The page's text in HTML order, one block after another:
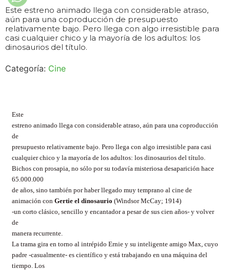
Este estreno animado llega con considerable atraso,
aún para una coproducción de presupuesto
relativamente bajo. Pero llega con algo irresistible para
casi cualquier chico y la mayoría de los adultos: los
dinosaurios del título.
Categoría: Cine
Este
estreno animado llega con considerable atraso, aún para una coproducción
de
presupuesto relativamente bajo. Pero llega con algo irresistible para casi
cualquier chico y la mayoría de los adultos: los dinosaurios del título.
Bichos con prosapia, no sólo por su todavía misteriosa desaparición hace
65.000.000
de años, sino también por haber llegado muy temprano al cine de
animación con Gertie el dinosaurio (Windsor McCay; 1914)
-un corto clásico, sencillo y encantador a pesar de sus cien años- y volver
de
manera recurrente.
La trama gira en torno al intrépido Ernie y su inteligente amigo Max, cuyo
padre -casualmente- es científico y está trabajando en una máquina del
tiempo. Los